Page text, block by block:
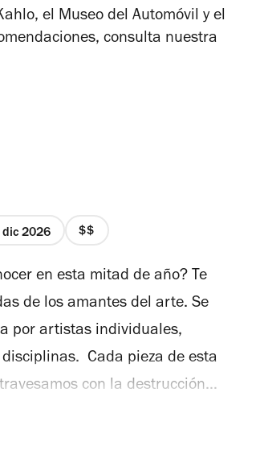
el Museo del Automóvil y el
consulta nuestra
dic 2026
precio
de
4
en esta mitad de año? Te
de los amantes del arte. Se
por artistas individuales,
Cada pieza de esta
con la destrucción
que marquen la distancia